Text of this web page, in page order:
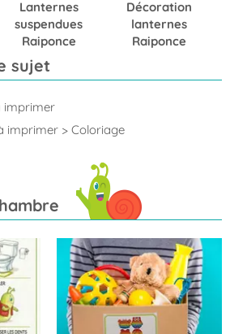
Lanternes
suspendues
Raiponce
Décoration
lanternes
Raiponce
sujet
imprimer
imprimer > Coloriage